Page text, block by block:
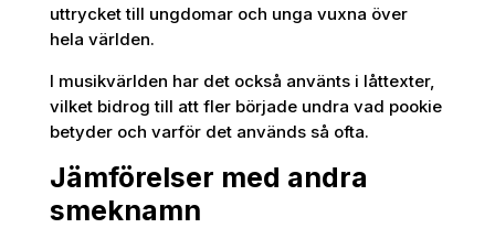
uttrycket till ungdomar och unga vuxna över
hela världen.
I musikvärlden har det också använts i låttexter,
vilket bidrog till att fler började undra vad pookie
betyder och varför det används så ofta.
Jämförelser med andra
smeknamn